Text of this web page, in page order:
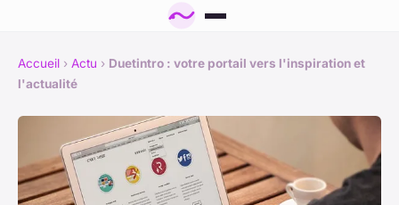
Accueil › Actu › Duetintro : votre portail vers l'inspiration et
l'actualité